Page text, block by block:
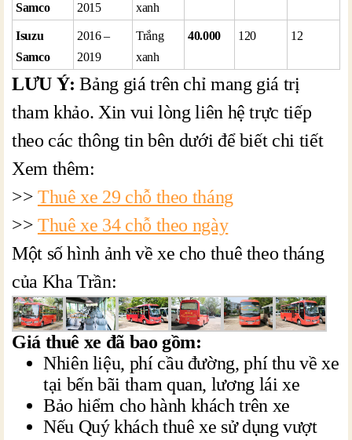
Samco
2015
xanh
Isuzu
Samco
2016 –
2019
Trắng
xanh
40.000 120 12
LƯU Ý: Bảng giá trên chỉ mang giá trị
tham khảo. Xin vui lòng liên hệ trực tiếp
theo các thông tin bên dưới để biết chi tiết
Xem thêm:
>> Thuê xe 29 chỗ theo tháng
>> Thuê xe 34 chỗ theo ngày
Một số hình ảnh về xe cho thuê theo tháng
của Kha Trần:
Giá thuê xe đã bao gồm:
Nhiên liệu, phí cầu đường, phí thu về xe
tại bến bãi tham quan, lương lái xe
Bảo hiểm cho hành khách trên xe
Nếu Quý khách thuê xe sử dụng vượt